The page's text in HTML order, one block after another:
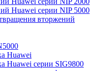
Huawei серии NIP 5000
вторжений
Huawei
Huawei серии SIG9800